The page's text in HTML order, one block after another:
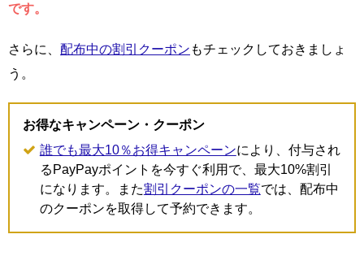
です。
さらに、 配布中の割引クーポン もチェックしておきましょ
う。
お得なキャンペーン・クーポン
誰でも最大10％お得キャンペーンにより、付与され
るPayPayポイントを今すぐ利用で、最大10%割引
になります。また割引クーポンの一覧では、配布中
のクーポンを取得して予約できます。